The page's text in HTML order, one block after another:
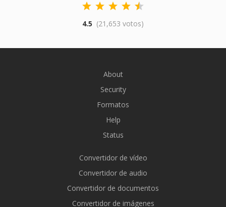
4.5 (21,653 votos)
About
Security
Formatos
Help
Status
Convertidor de vídeo
Convertidor de audio
Convertidor de documentos
Convertidor de imágenes